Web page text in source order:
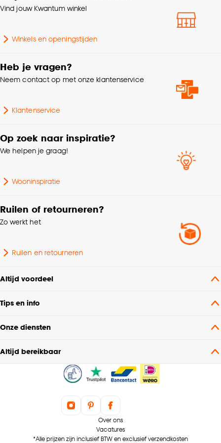
klikken.
Goed om te weten is dat je deze keuze altijd nog
kan aanpassen, bekijk hiervoor onze
Vind jouw Kwantum winkel
Winkels en openingstijden
Heb je vragen?
Neem contact op met onze klantenservice
Klantenservice
Op zoek naar inspiratie?
We helpen je graag!
Wooninspiratie
Ruilen of retourneren?
Zo werkt het
Ruilen en retourneren
Altijd voordeel
Tips en info
Onze diensten
Altijd bereikbaar
Over ons
Vacatures
*Alle prijzen zijn inclusief BTW en exclusief verzendkosten